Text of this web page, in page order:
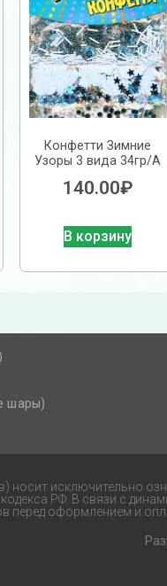
Конфетти Зимние
Узоры 3 вида 34гр/A
140.00₽
В корзину
шары)
носит исключительно
РФ. В связи с
перед оформлением и